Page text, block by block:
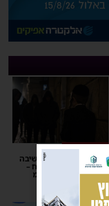
פירות ההסתה
אימה באשדוד: בחור ישיבה
בן 13 נשדד באיומי רצח –
המשטרה הקימה צח”מ
מנחם דויטש